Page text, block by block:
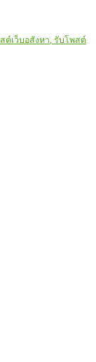
ต์เว็บอสังหา, รับโพสต์